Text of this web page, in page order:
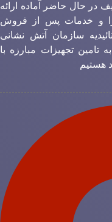
در حال حاضر آماده ارائه
و خدمات پس از فروش
سازمان آتش نشانی
تجهیزات مبارزه با
هستیم